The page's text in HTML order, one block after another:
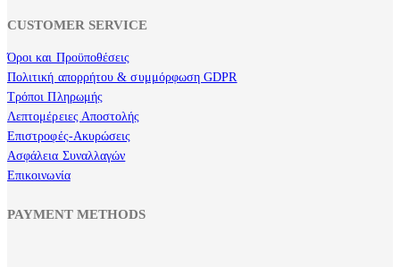
CUSTOMER SERVICE
Όροι και Προϋποθέσεις
Πολιτική απορρήτου & συμμόρφωση GDPR
Τρόποι Πληρωμής
Λεπτομέρειες Αποστολής
Επιστροφές-Ακυρώσεις
Ασφάλεια Συναλλαγών
Επικοινωνία
PAYMENT METHODS